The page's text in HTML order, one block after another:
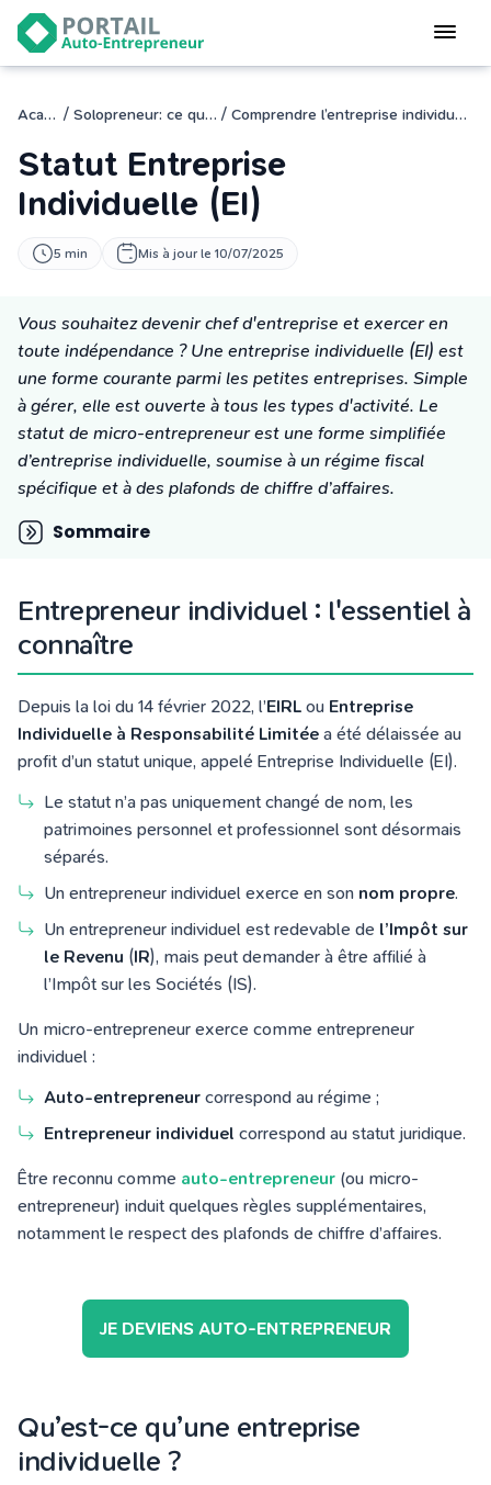
Devenir
auto-entrepreneur
logiciel de facturation
Modifier
mon auto-entreprise
mon activité
CONNEXION
Statut auto-entrepreneur
Programmes de Formation
L’académie
Tarifs
Blog
Académie / Solopreneur: ce qu’il faut savoir / Comprendre l’entreprise individuelle en un clin d’œil
Statut Entreprise
Individuelle (EI)
5 min Mis à jour le 10/07/2025
Vous souhaitez devenir chef d'entreprise et exercer en
toute indépendance ? Une entreprise individuelle (EI) est
une forme courante parmi les petites entreprises. Simple
à gérer, elle est ouverte à tous les types d'activité. Le
statut de micro-entrepreneur est une forme simplifiée
d’entreprise individuelle, soumise à un régime fiscal
spécifique et à des plafonds de chiffre d’affaires.
Sommaire
Entrepreneur individuel : l'essentiel à
connaître
Depuis la loi du 14 février 2022, l’EIRL ou Entreprise
Individuelle à Responsabilité Limitée a été délaissée au
profit d’un statut unique, appelé Entreprise Individuelle (EI).
Le statut n’a pas uniquement changé de nom, les
patrimoines personnel et professionnel sont désormais
séparés.
Un entrepreneur individuel exerce en son nom propre.
Un entrepreneur individuel est redevable de l’Impôt sur
le Revenu (IR), mais peut demander à être affilié à
l’Impôt sur les Sociétés (IS).
Un micro-entrepreneur exerce comme entrepreneur
individuel :
Auto-entrepreneur correspond au régime ;
Entrepreneur individuel correspond au statut juridique.
Être reconnu comme auto-entrepreneur (ou micro-
entrepreneur) induit quelques règles supplémentaires,
notamment le respect des plafonds de chiffre d’affaires.
JE DEVIENS AUTO-ENTREPRENEUR
Qu’est-ce qu’une entreprise
individuelle ?